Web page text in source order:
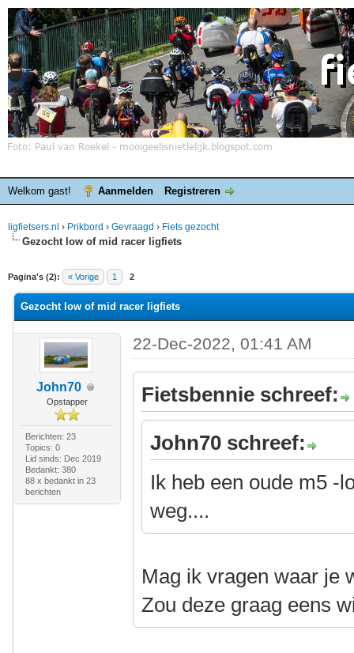
Welkom gast! Aanmelden Registreren
ligfietsers.nl › Prikbord › Gevraagd › Fiets gezocht
Gezocht low of mid racer ligfiets
Pagina's (2): « Vorige 1 2
waardering is 0
Gezocht low of mid racer ligfiets
John70
Opstapper
Berichten: 23
Topics: 0
Lid sinds: Dec 2019
Bedankt: 380
88 x bedankt in 23
berichten
22-Dec-2022, 01:41 AM
Fietsbennie schreef:
John70 schreef:
Ik heb een oude m5 -
weg....
Mag ik vragen waar je
Zou deze graag eens